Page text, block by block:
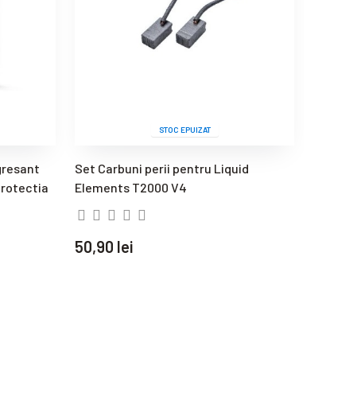
STOC EPUIZAT
Set Carbuni perii pentru Liquid
Elements T2000 V4
50,90 lei